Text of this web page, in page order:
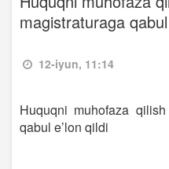
magistraturaga qabul
12-iyun, 11:14
Huquqni muhofaza
qabul e’lon qildi